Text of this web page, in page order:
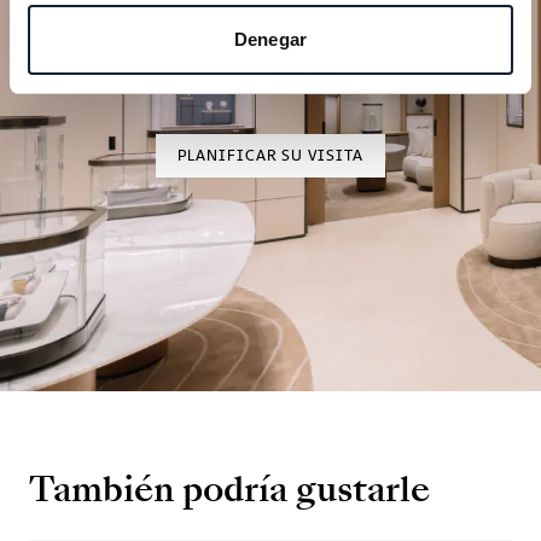
Denegar
excepción
Explore nuestras creaciones relojeras en una de
nuestras boutiques.
PLANIFICAR SU VISITA
También podría gustarle